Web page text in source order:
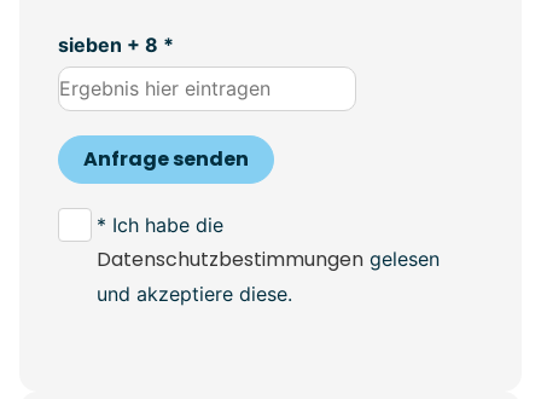
sieben + 8 *
Anfrage senden
* Ich habe die
Datenschutzbestimmungen gelesen
und akzeptiere diese.